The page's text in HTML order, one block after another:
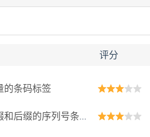
评分
的条码标签
缀的序列号条形码